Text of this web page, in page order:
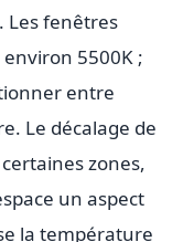
Les fenêtres
5500K ;
entre
Le décalage de
zones,
un aspect
la température